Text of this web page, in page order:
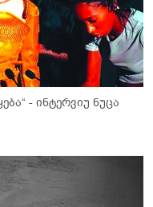
- ინტერვიუ ნუცა